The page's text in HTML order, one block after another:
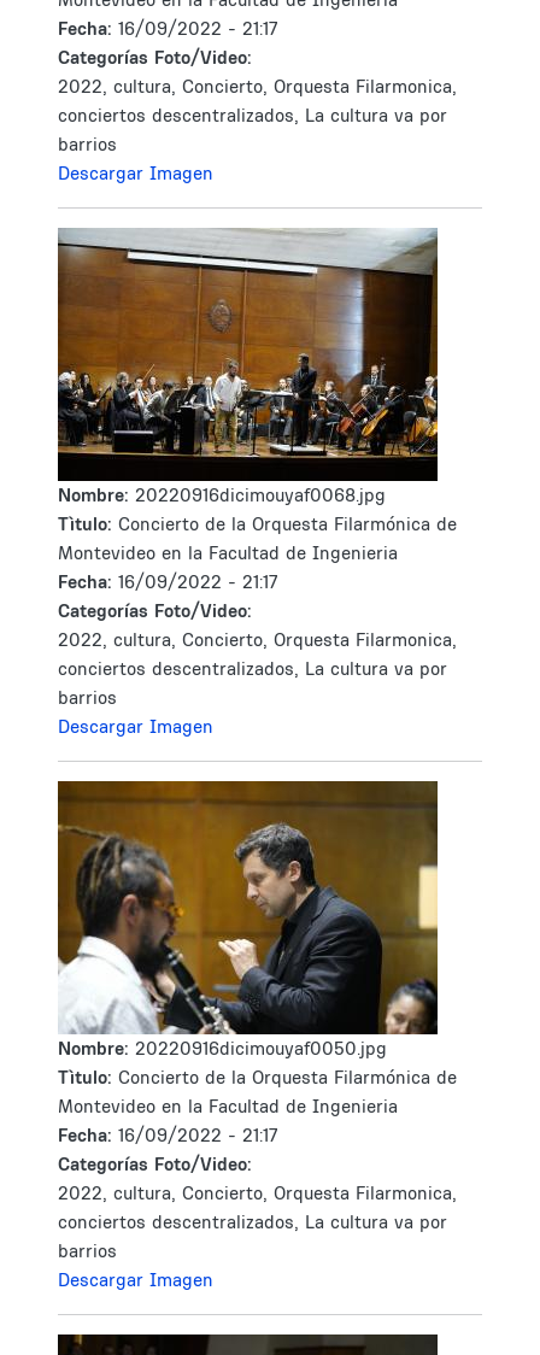
Fecha: 16/09/2022 - 21:17
Categorías Foto/Video:
2022, cultura, Concierto, Orquesta Filarmonica,
conciertos descentralizados, La cultura va por
barrios
Descargar Imagen
Nombre: 20220916dicimouyaf0068.jpg
Tìtulo: Concierto de la Orquesta Filarmónica de
Montevideo en la Facultad de Ingenieria
Fecha: 16/09/2022 - 21:17
Categorías Foto/Video:
2022, cultura, Concierto, Orquesta Filarmonica,
conciertos descentralizados, La cultura va por
barrios
Descargar Imagen
Nombre: 20220916dicimouyaf0050.jpg
Tìtulo: Concierto de la Orquesta Filarmónica de
Montevideo en la Facultad de Ingenieria
Fecha: 16/09/2022 - 21:17
Categorías Foto/Video:
2022, cultura, Concierto, Orquesta Filarmonica,
conciertos descentralizados, La cultura va por
barrios
Descargar Imagen